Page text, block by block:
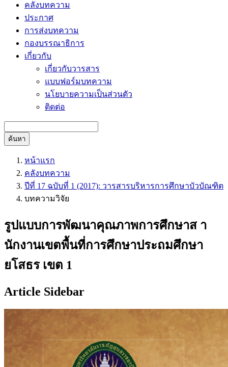
คลังบทความ
ประกาศ
การส่งบทความ
กองบรรณาธิการ
เกี่ยวกับ
เกี่ยวกับวารสาร
แบบฟอร์มบทความ
นโยบายความเป็นส่วนตัว
ติดต่อ
ค้นหา
หน้าแรก
คลังบทความ
ปีที่ 17 ฉบับที่ 1 (2017): วารสารบริหารการศึกษาบัวบัณฑิต
บทความวิจัย
รูปแบบการพัฒนาคุณภาพการศึกษาส า
นักงานเขตพื้นที่การศึกษาประถมศึกษา
ยโสธร เขต 1
Article Sidebar